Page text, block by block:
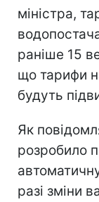
міністра,
раніше 15
що тарифи
будуть
Як
розробило
разі зміни